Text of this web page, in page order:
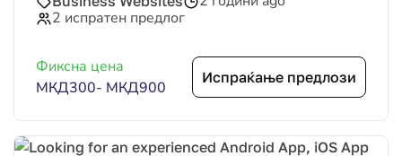
2 испратен предлог
Фиксна цена
МКД300- МКД900
Испраќање предлози